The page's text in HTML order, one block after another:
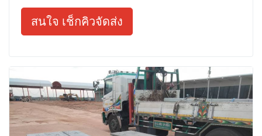
สนใจ เช็กคิวจัดส่ง